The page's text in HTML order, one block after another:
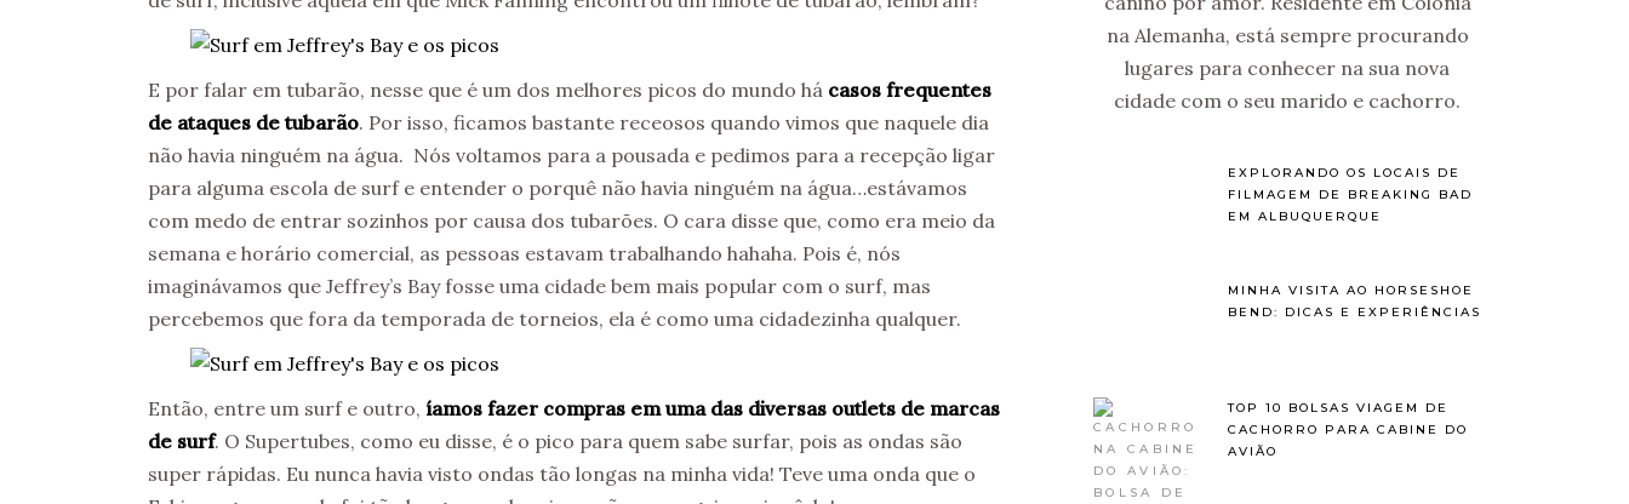
E por falar em tubarão, nesse que é um dos melhores picos do mundo há casos frequentes
de ataques de tubarão. Por isso, ficamos bastante receosos quando vimos que naquele dia
não havia ninguém na água. Nós voltamos para a pousada e pedimos para a recepção ligar
para alguma escola de surf e entender o porquê não havia ninguém na água…estávamos
com medo de entrar sozinhos por causa dos tubarões. O cara disse que, como era meio da
semana e horário comercial, as pessoas estavam trabalhando hahaha. Pois é, nós
imaginávamos que Jeffrey’s Bay fosse uma cidade bem mais popular com o surf, mas
percebemos que fora da temporada de torneios, ela é como uma cidadezinha qualquer.
Então, entre um surf e outro, íamos fazer compras em uma das diversas outlets de marcas
de surf. O Supertubes, como eu disse, é o pico para quem sabe surfar, pois as ondas são
super rápidas. Eu nunca havia visto ondas tão longas na minha vida! Teve uma onda que o
na Alemanha, está sempre procurando
lugares para conhecer na sua nova
cidade com o seu marido e cachorro.
EXPLORANDO OS LOCAIS DE
FILMAGEM DE BREAKING BAD
EM ALBUQUERQUE
MINHA VISITA AO HORSESHOE
BEND: DICAS E EXPERIÊNCIAS
TOP 10 BOLSAS VIAGEM DE
CACHORRO PARA CABINE DO
AVIÃO